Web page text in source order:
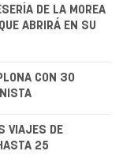
DE LA MOREA
ABRIRÁ EN SU
CON 30
VIAJES DE
25